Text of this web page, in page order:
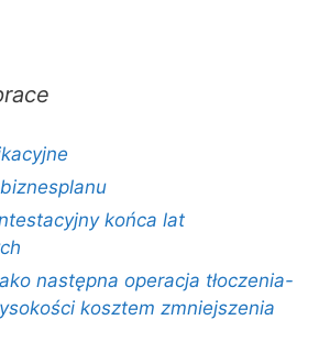
końca lat
następna operacja tłoczenia-
kosztem zmniejszenia